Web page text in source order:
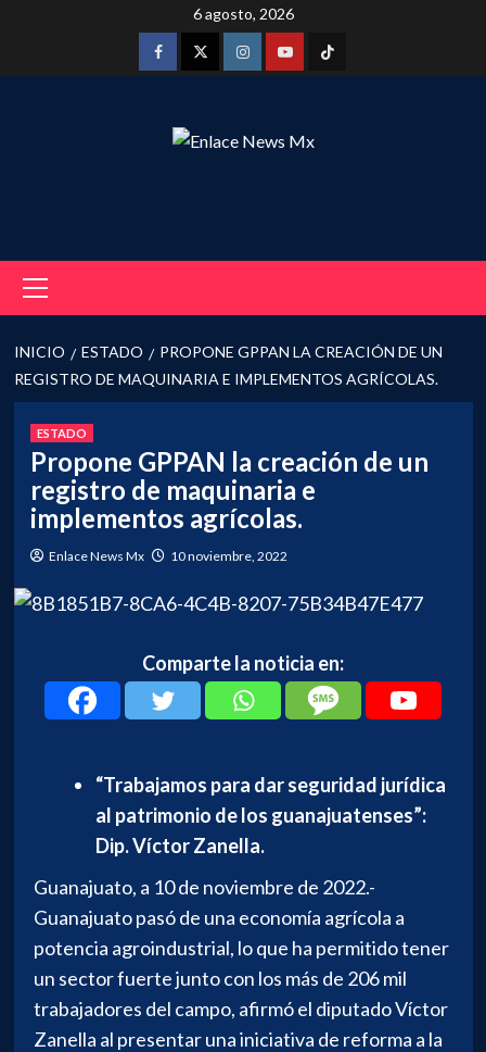
6 agosto, 2026
FacebookTwitterInstagramYoutube
principal
INICIO ESTADO
PROPONE GPPAN LA CREACIÓN DE UN
REGISTRO DE MAQUINARIA E IMPLEMENTOS AGRÍCOLAS.
ESTADO
Propone GPPAN la creación de un
registro de maquinaria e
implementos agrícolas.
Enlace News Mx 10 noviembre, 2022
Comparte la noticia en:
“Trabajamos para dar seguridad jurídica
al patrimonio de los guanajuatenses”:
Dip. Víctor Zanella.
Guanajuato, a 10 de noviembre de 2022.-
Guanajuato pasó de una economía agrícola a
potencia agroindustrial, lo que ha permitido tener
un sector fuerte junto con los más de 206 mil
trabajadores del campo, afirmó el diputado Víctor
Zanella al presentar una iniciativa de reforma a la